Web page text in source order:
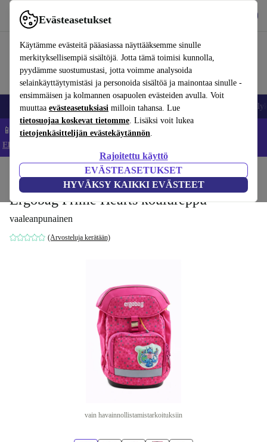
Evästeasetukset
Käytämme evästeitä pääasiassa näyttääksemme sinulle
merkityksellisempiä sisältöjä. Jotta tämä toimisi kunnolla,
pyydämme suostumustasi, jotta voimme analysoida
selainkäyttäytymistäsi ja personoida sisältöä ja mainontaa sinulle -
ensimmäisen ja kolmannen osapuolen evästeiden avulla. Voit
muuttaa evästeasetuksiasi milloin tahansa. Lue
tietosuojaa koskevat tietomme. Lisäksi voit lukea
tietojenkäsittelijän evästekäytännön.
Rajoitettu käyttö
EVÄSTEASETUKSET
HYVÄKSY KAIKKI EVÄSTEET
Käytä refurbed-palvelua nopeasti ja helposti
Matkapuhelimet ja älypuhelimet Kannettavat tietokoneet
📱 Säästä 5 % LISÄÄ iPhoneista – Koodi: IPHONEDEAL –
Ehdot ja säännöt
Ergobag Prime Hearts koulureppu
vaaleanpunainen
(Arvosteluja kerätään)
vain havainnollistamistarkoituksiin